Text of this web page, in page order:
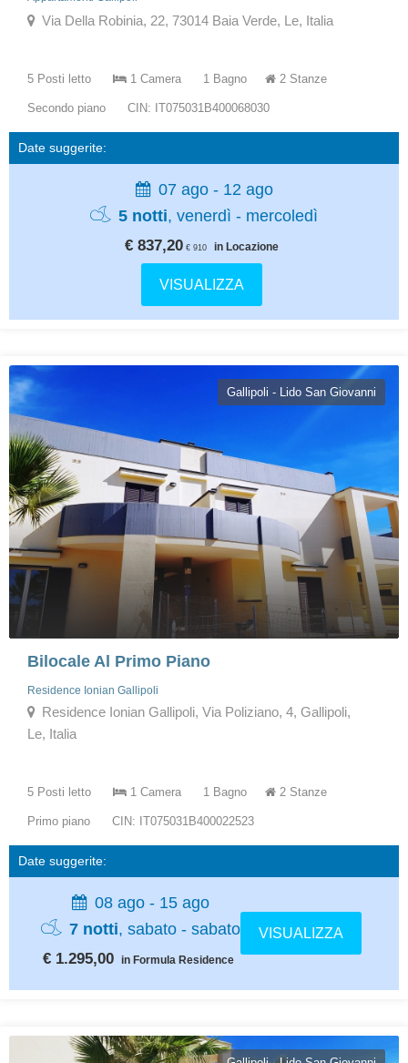
Via Della Robinia, 22, 73014 Baia Verde, Le, Italia
5 Posti letto 1 Camera 1 Bagno 2 Stanze
Secondo piano CIN: IT075031B400068030
Date suggerite:
07 ago - 12 ago
5 notti, venerdì - mercoledì
€ 837,20 € 910 in Locazione
VISUALIZZA
Gallipoli - Lido San Giovanni
Bilocale Al Primo Piano
Residence Ionian Gallipoli
Residence Ionian Gallipoli, Via Poliziano, 4, Gallipoli,
Le, Italia
5 Posti letto 1 Camera 1 Bagno 2 Stanze
Primo piano CIN: IT075031B400022523
Date suggerite:
08 ago - 15 ago
7 notti, sabato - sabato
€ 1.295,00 in Formula Residence
VISUALIZZA